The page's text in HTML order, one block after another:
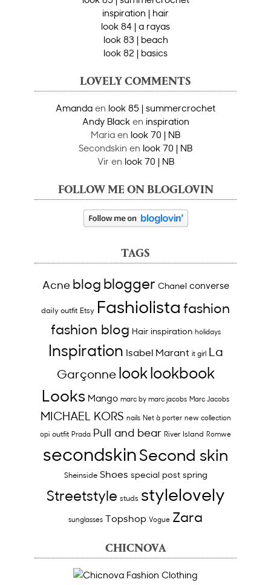
inspiration | hair
look 84 | a rayas
look 83 | beach
look 82 | basics
LOVELY COMMENTS
Amanda en look 85 | summercrochet
Andy Blacken inspiration
Maria en look 70 | NB
Secondskin en look 70 | NB
Viren look 70 | NB
FOLLOW ME ON BLOGLOVIN
TAGS
Acne blog blogger Chanel converse
daily outfit Etsy Fashiolista fashion
fashion blog Hair inspiration holidays
Inspiration Isabel Marant it girl La
Garçonne looklookbook
Looks Mango marc by marc jacobs Marc Jacobs
MICHAEL KORS nails Net à porter new collection
opi outfit Prada Pull and bear River Island Romwe
secondskinSecond skin
Sheinside Shoes special post spring
Streetstyle studs stylelovely
sunglasses Topshop Vogue Zara
CHICNOVA